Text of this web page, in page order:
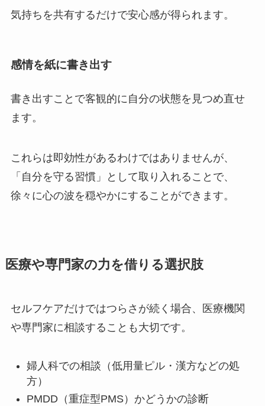
気持ちを共有するだけで安心感が得られます。
感情を紙に書き出す
書き出すことで客観的に自分の状態を見つめ直せ
ます。
これらは即効性があるわけではありませんが、
「自分を守る習慣」として取り入れることで、
徐々に心の波を穏やかにすることができます。
医療や専門家の力を借りる選択肢
セルフケアだけではつらさが続く場合、医療機関
や専門家に相談することも大切です。
婦人科での相談（低用量ピル・漢方などの処
方）
PMDD（重症型PMS）かどうかの診断